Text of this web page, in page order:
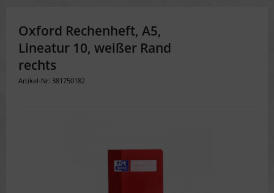
Oxford Rechenheft, A5,
Lineatur 10, weißer Rand
rechts
Artikel-Nr: 381750182